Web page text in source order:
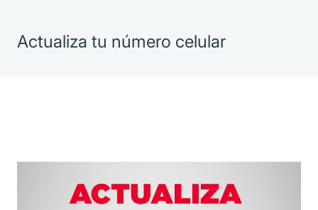
Actualiza tu número celular